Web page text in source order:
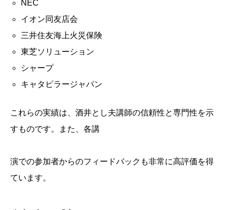
NEC
イオン同友店会
三井住友海上火災保険
東芝ソリューション
シャープ
キャタピラージャパン
これらの実績は、酒井とし夫講師の信頼性と専門性を示
すものです。また、各講
演での参加者からのフィードバックも非常に高評価を得
ています。